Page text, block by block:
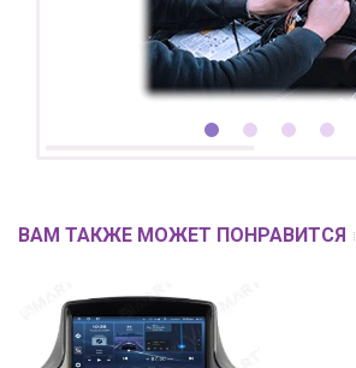
ВАМ ТАКЖЕ МОЖЕТ ПОНРАВИТСЯ